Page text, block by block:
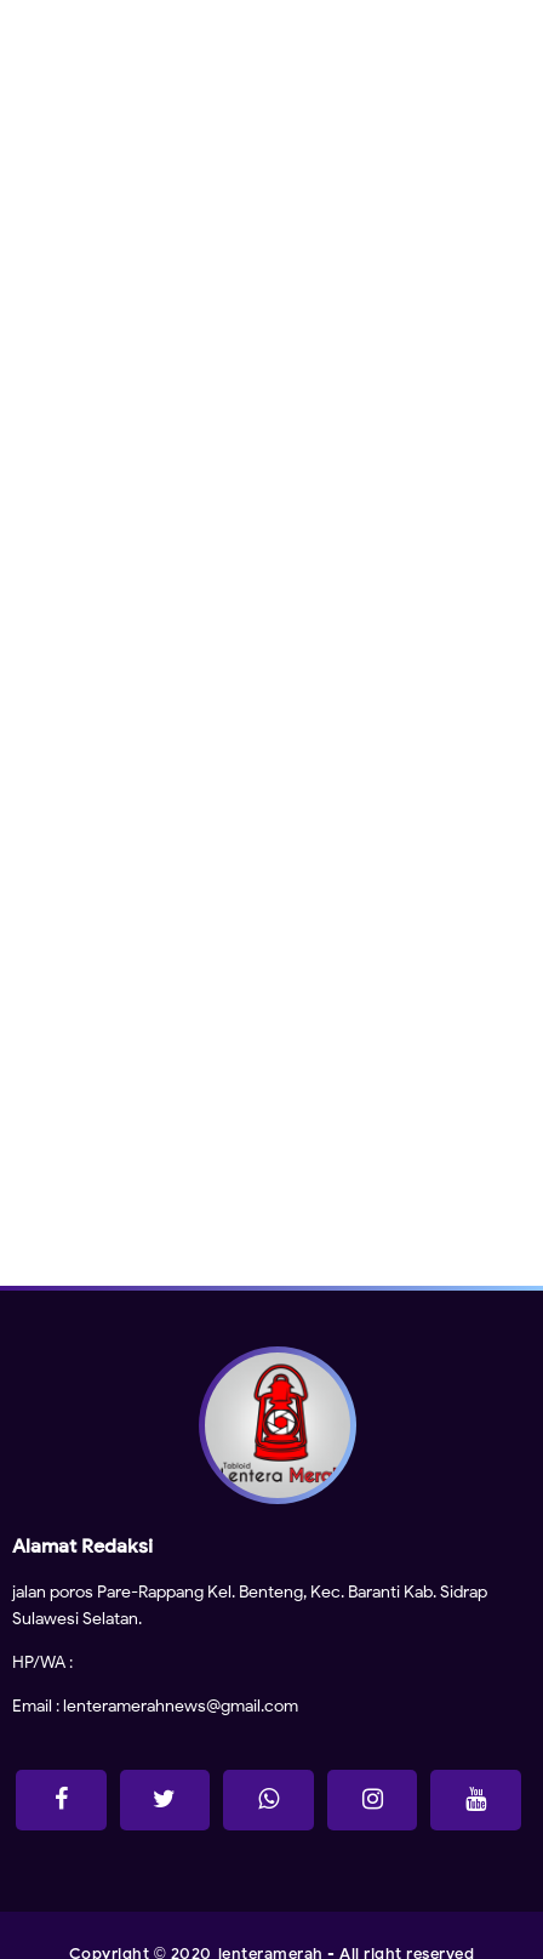
Alamat Redaksi
jalan poros Pare-Rappang Kel. Benteng, Kec. Baranti Kab. Sidrap
Sulawesi Selatan.
HP/WA :
Email : lenteramerahnews@gmail.com
Copyright © 2020 lenteramerah - All right reserved